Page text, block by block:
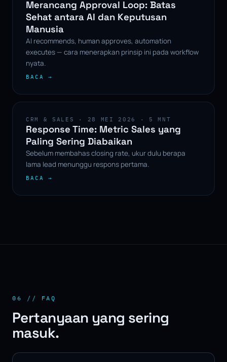
Merancang Approval Loop: Batas
Sehat antara AI dan Keputusan
Manusia
AI recommends, human approves, automation
executes — cara menerapkan prinsip ini pada workflow
nyata.
BACA →
CRM & SALES · 28 MEI 2026 · 5 MNT
Response Time: Metric Sales yang
Paling Sering Diabaikan
Sebelum membahas closing rate, ukur dulu berapa
lama lead menunggu respons pertama.
BACA →
06 // FAQ
Pertanyaan yang sering
masuk.